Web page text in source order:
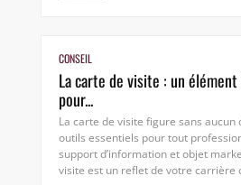
CONSEIL
La carte de visite : un
pour...
La carte de visite figure sans aucun
outils essentiels pour tout
support d’information et objet
visite est un reflet de votre carrière